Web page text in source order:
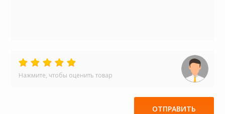
Нажмите, чтобы оценить товар
ОТПРАВИТЬ